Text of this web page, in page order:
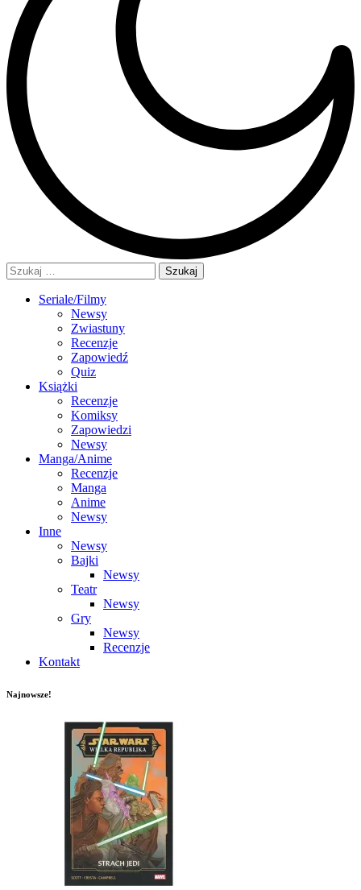
Szukaj:
Seriale/Filmy
Newsy
Zwiastuny
Recenzje
Zapowiedź
Quiz
Książki
Recenzje
Komiksy
Zapowiedzi
Newsy
Manga/Anime
Recenzje
Manga
Anime
Newsy
Inne
Newsy
Bajki
Newsy
Teatr
Newsy
Gry
Newsy
Recenzje
Kontakt
Najnowsze!